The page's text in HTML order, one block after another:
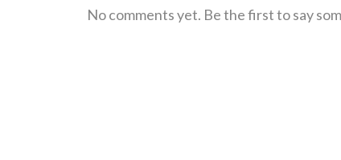
No comments yet. Be the first to say